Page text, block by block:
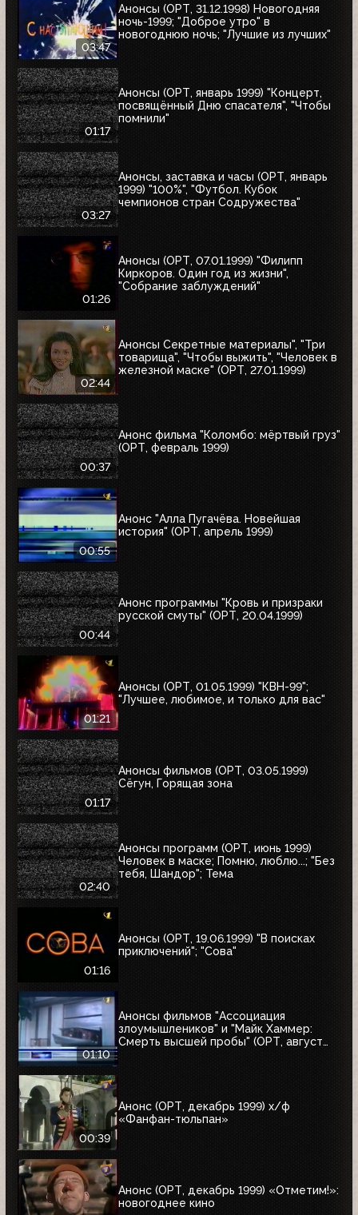
03:47
Анонсы (ОРТ, 31.12.1998) Новогодняя
ночь-1999; "Доброе утро" в
новогоднюю ночь; "Лучшие из лучших"
01:17
Анонсы (ОРТ, январь 1999) "Концерт,
посвящённый Дню спасателя", "Чтобы
помнили"
03:27
Анонсы, заставка и часы (ОРТ, январь
1999) "100%", "Футбол. Кубок
чемпионов стран Содружества"
01:26
Анонсы (ОРТ, 07.01.1999) "Филипп
Киркоров. Один год из жизни",
"Собрание заблуждений"
02:44
Анонсы Секретные материалы", "Три
товарища", "Чтобы выжить", "Человек в
железной маске" (ОРТ, 27.01.1999)
00:37
Анонс фильма "Коломбо: мёртвый груз"
(ОРТ, февраль 1999)
00:55
Анонс "Алла Пугачёва. Новейшая
история" (ОРТ, апрель 1999)
00:44
Анонс программы "Кровь и призраки
русской смуты" (ОРТ, 20.04.1999)
01:21
Анонсы (ОРТ, 01.05.1999) "КВН-99";
"Лучшее, любимое, и только для вас"
01:17
Анонсы фильмов (ОРТ, 03.05.1999)
Сёгун, Горящая зона
02:40
Анонсы программ (ОРТ, июнь 1999)
Человек в маске; Помню, люблю...; "Без
тебя, Шандор"; Тема
01:16
Анонсы (ОРТ, 19.06.1999) "В поисках
приключений"; "Сова"
01:10
Анонсы фильмов "Ассоциация
злоумышлеников" и "Майк Хаммер:
Смерть высшей пробы" (ОРТ, август
00:39
Анонс (ОРТ, декабрь 1999) х/ф
«Фанфан-тюльпан»
Анонс (ОРТ, декабрь 1999) «Отметим!»:
новогоднее кино